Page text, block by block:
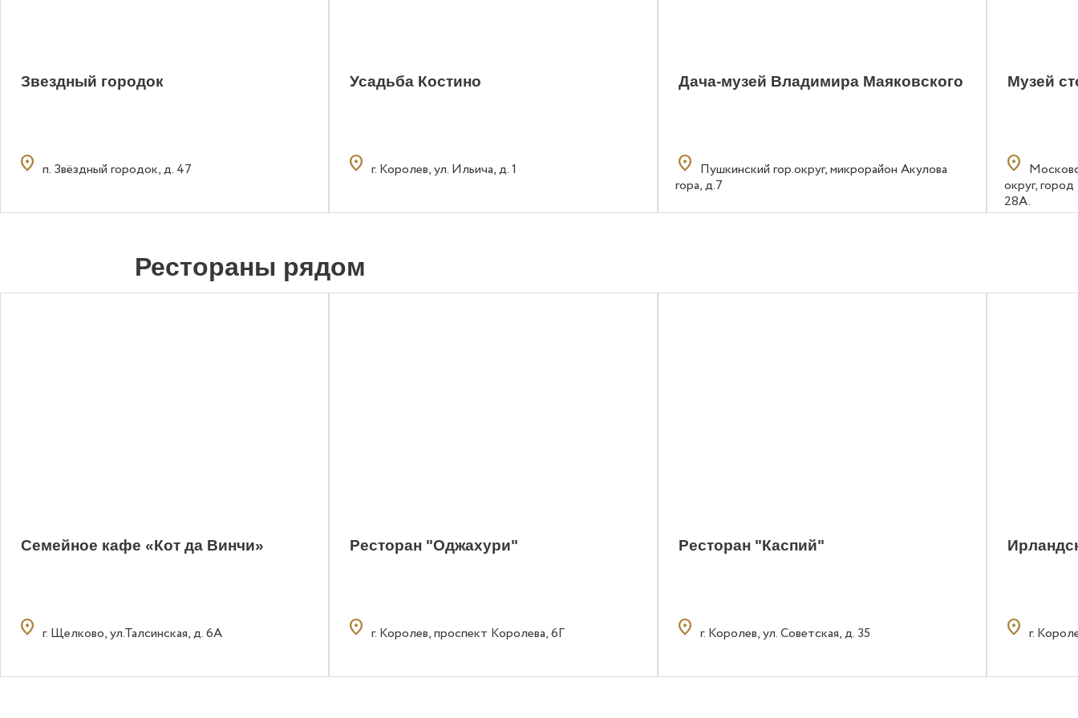
Звездный городок
location_on п. Звёздный городок, д. 47
Усадьба Костино
location_on г. Королев, ул. Ильича, д. 1
Дача-музей Владимира Маяковского
location_on Пушкинский гор.округ, микрорайон Акулова
гора, д.7
Музей
location_on
округ,
28А.
Рестораны рядом
Семейное кафе «Кот да Винчи»
location_on г. Щелково, ул.Талсинская, д. 6А
Ресторан "Оджахури"
location_on г. Королев, проспект Королева, 6Г
Ресторан "Каспий"
location_on г. Королев, ул. Советская, д. 35 location_on г.